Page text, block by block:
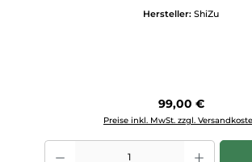
Hersteller: ShiZu
Regulärer Preis:
99,00 €
Preise inkl. MwSt. zzgl.
Produkt Anzahl: Gib den gewünschten Wert